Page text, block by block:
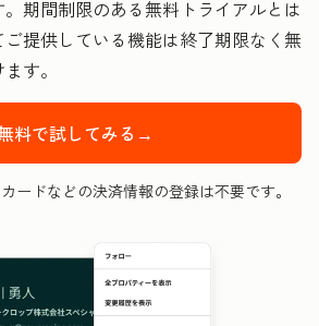
期間制限のある無料トライアルとは
提供している機能は終了期限なく無
す。
料で試してみる→
ードなどの決済情報の登録は不要です。